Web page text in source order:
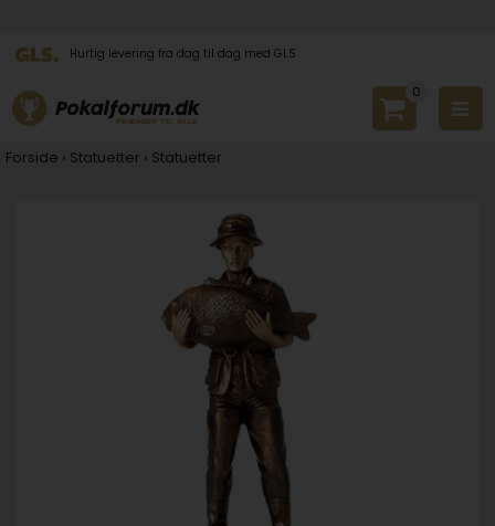
Hurtig levering fra dag til dag med GLS
0
Forside › Statuetter › Statuetter